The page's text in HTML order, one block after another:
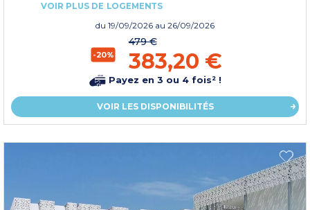
VOIR PLUS DE LOGEMENTS
du 19/09/2026 au 26/09/2026
-20%
479 €
383,20 €
Payez en 3 ou 4 fois² !
VOIR LES DISPONIBILITÉS